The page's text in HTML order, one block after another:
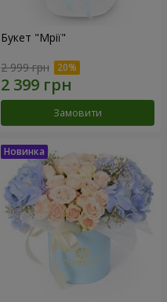
Букет "Мрії"
2 999 грн
Замовити